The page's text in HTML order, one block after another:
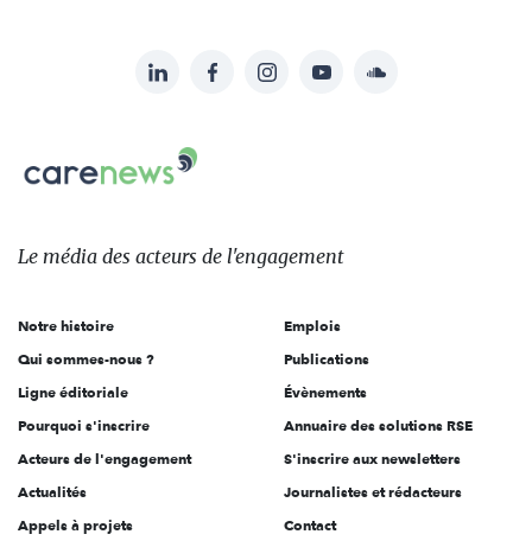
sur:
LinkedInFacebookInstagramYouTubeSoundcloud
Le
des
l'engagement
Le média des acteurs de l'engagement
Notre histoire
Qui sommes-nous ?
Ligne éditoriale
Pourquoi s'inscrire
Acteurs de l'engagement
Actualités
Appels à projets
Emplois
Publications
Évènements
Annuaire des solutions RSE
S'inscrire aux newsletters
Journalistes et rédacteurs
Contact